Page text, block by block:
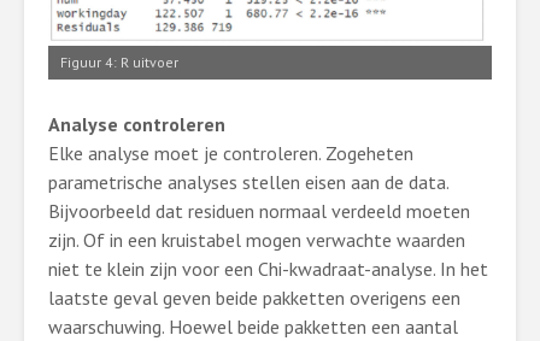
Figuur 4: R uitvoer
Analyse controleren
Elke analyse moet je controleren. Zogeheten
parametrische analyses stellen eisen aan de data.
Bijvoorbeeld dat residuen normaal verdeeld moeten
zijn. Of in een kruistabel mogen verwachte waarden
niet te klein zijn voor een Chi-kwadraat-analyse. In het
laatste geval geven beide pakketten overigens een
waarschuwing. Hoewel beide pakketten een aantal